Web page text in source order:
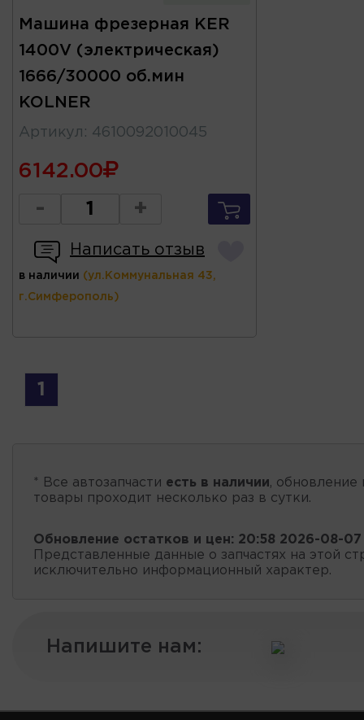
Машина фрезерная KER
1400V (электрическая)
1666/30000 об.мин
KOLNER
Артикул : 4610092010045
6142.00
- +
Написать отзыв
в наличии (ул.Коммунальная 43,
г.Симферополь)
1
* Все автозапчасти есть в наличии, обновление
товары проходит несколько раз в сутки.
Обновление остатков и цен: 20:58 2026-08-07
Представленные данные о запчастях на этой
исключительно информационный характер.
Напишите нам: